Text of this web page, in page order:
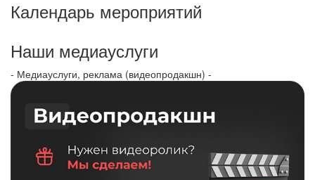
Календарь мероприятий
Наши медиауслуги
- Медиауслуги, реклама (видеопродакшн) -